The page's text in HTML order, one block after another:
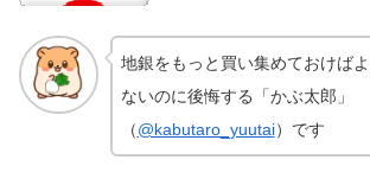
地銀をもっと買い集めておけば
ないのに後悔する「かぶ太郎」
（@kabutaro_yuutai）です